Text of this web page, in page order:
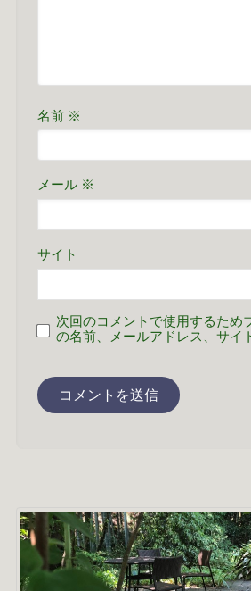
名前 ※
メール ※
サイト
次回のコメントで使用するため
の名前、メールアドレス、サイ